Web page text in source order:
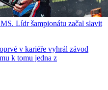
Lídr šampionátu začal slavit
v kariéře vyhrál závod
k tomu jedna z